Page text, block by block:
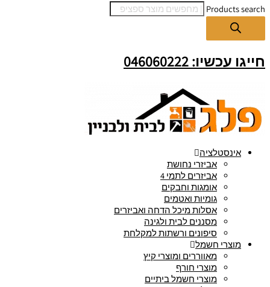
Products search
חייגו עכשיו: 046060222
אינסטלציה
אביזרי נחושת
אביזרים לתמי 4
אומגות וחבקים
גומיות ואטמים
אסלות מיכל הדחה ואביזרים
מסננים לבית ולגינה
סיפונים ורשתות למקלחת
מוצרי חשמל
מאווררים ומוצרי קיץ
מוצרי חורף
מוצרי חשמל ביתיים